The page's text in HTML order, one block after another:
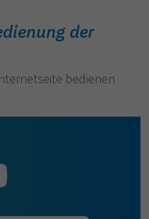
der
bedienen